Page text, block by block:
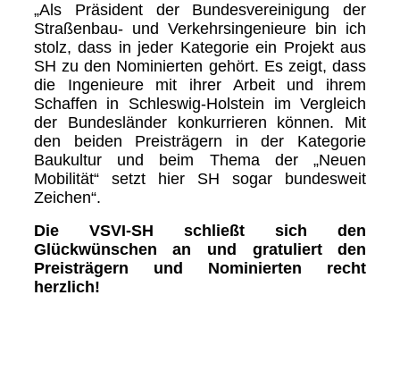
„Als Präsident der Bundesvereinigung der
Straßenbau- und Verkehrsingenieure bin ich
stolz, dass in jeder Kategorie ein Projekt aus
SH zu den Nominierten gehört. Es zeigt, dass
die Ingenieure mit ihrer Arbeit und ihrem
Schaffen in Schleswig-Holstein im Vergleich
der Bundesländer konkurrieren können. Mit
den beiden Preisträgern in der Kategorie
Baukultur und beim Thema der „Neuen
Mobilität“ setzt hier SH sogar bundesweit
Zeichen“.
Die VSVI-SH schließt sich den
Glückwünschen an und gratuliert den
Preisträgern und Nominierten recht
herzlich!